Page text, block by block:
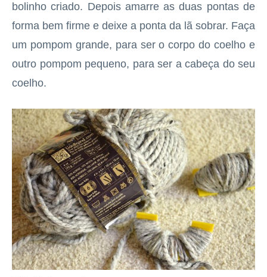
bolinho criado. Depois amarre as duas pontas de
forma bem firme e deixe a ponta da lã sobrar. Faça
um pompom grande, para ser o corpo do coelho e
outro pompom pequeno, para ser a cabeça do seu
coelho.